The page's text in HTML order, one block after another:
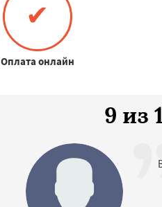
✔
Оплата онлайн
9 из